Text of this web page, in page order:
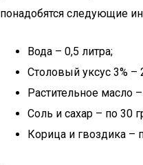
понадобятся следующие
Вода – 0,5 литра;
Столовый уксус 3% –
Растительное масло
Соль и сахар – по 30
Корица и гвоздика –